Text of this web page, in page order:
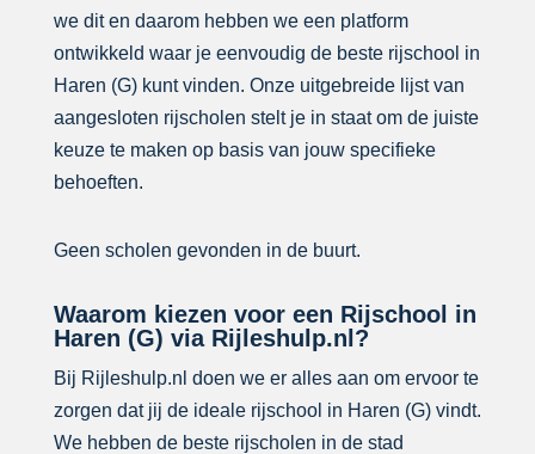
we dit en daarom hebben we een platform
ontwikkeld waar je eenvoudig de beste rijschool in
Haren (G) kunt vinden. Onze uitgebreide lijst van
aangesloten rijscholen stelt je in staat om de juiste
keuze te maken op basis van jouw specifieke
behoeften.
Geen scholen gevonden in de buurt.
Waarom kiezen voor een Rijschool in
Haren (G) via Rijleshulp.nl?
Bij Rijleshulp.nl doen we er alles aan om ervoor te
zorgen dat jij de ideale rijschool in Haren (G) vindt.
We hebben de beste rijscholen in de stad